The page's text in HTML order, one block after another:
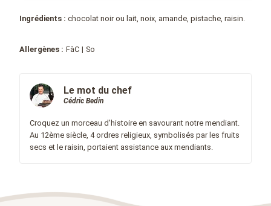
Ingrédients : chocolat noir ou lait, noix, amande, pistache, raisin.
FàC So
Le mot du chef
Cédric Bedin
Croquez un morceau d'histoire en savourant notre mendiant.
Au 12ème siècle, 4 ordres religieux, symbolisés par les fruits
secs et le raisin, portaient assistance aux mendiants.